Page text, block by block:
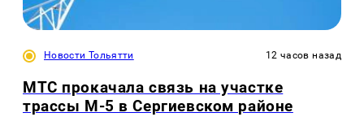
Новости Тольятти 12 часов назад
МТС прокачала связь на участке
трассы М-5 в Сергиевском районе